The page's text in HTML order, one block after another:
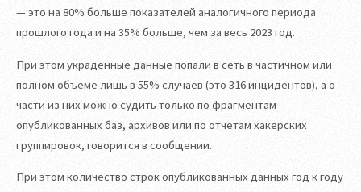
— это на 80% больше показателей аналогичного периода
прошлого года и на 35% больше, чем за весь 2023 год.
При этом украденные данные попали в сеть в частичном или
полном объеме лишь в 55% случаев (это 316 инцидентов), а о
части из них можно судить только по фрагментам
опубликованных баз, архивов или по отчетам хакерских
группировок, говорится в сообщении.
При этом количество строк опубликованных данных год к году